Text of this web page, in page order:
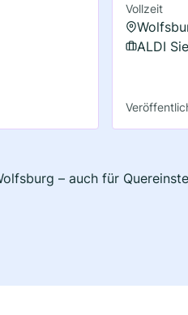
Vollzeit
ALDI
– auch für